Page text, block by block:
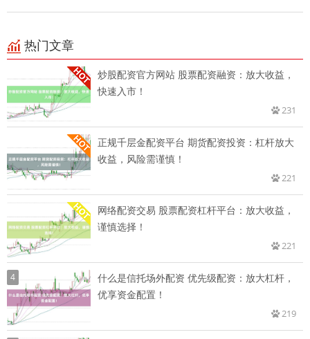
热门文章
炒股配资官方网站 股票配资融资：放大收益，
快速入市！
231
正规千层金配资平台 期货配资投资：杠杆放大
收益，风险需谨慎！
221
网络配资交易 股票配资杠杆平台：放大收益，
谨慎选择！
221
4
什么是信托场外配资 优先级配资：放大杠杆，
优享资金配置！
219